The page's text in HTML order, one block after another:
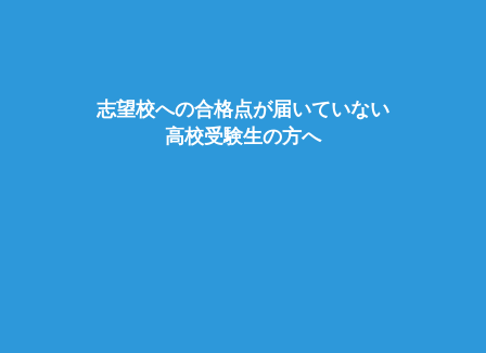
志望校への合格点が届いていない
高校受験生の方へ